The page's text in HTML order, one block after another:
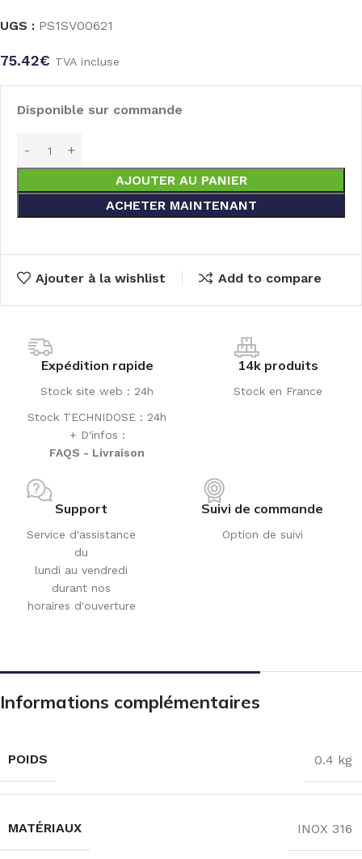
UGS : PS1SV00621
75.42€ TVA incluse
Disponible sur commande
AJOUTER AU PANIER
ACHETER MAINTENANT
Ajouter à la wishlist Add to compare
Expédition rapide
Stock site web : 24h
Stock TECHNIDOSE : 24h
+ D'infos :
FAQS - Livraison
14k produits
Stock en France
Support
Service d'assistance
du
lundi au vendredi
durant nos
horaires d'ouverture
Suivi de commande
Option de suivi
Informations complémentaires
POIDS 0.4 kg
MATÉRIAUX INOX 316